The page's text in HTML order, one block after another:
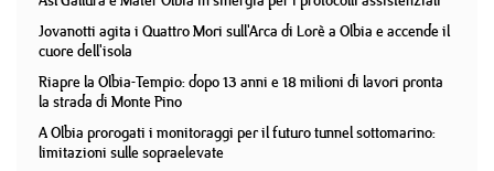
Jovanotti agita i Quattro Mori sull'Arca di Lorè a Olbia e accende il
cuore dell'isola
Riapre la Olbia-Tempio: dopo 13 anni e 18 milioni di lavori pronta
la strada di Monte Pino
A Olbia prorogati i monitoraggi per il futuro tunnel sottomarino:
limitazioni sulle sopraelevate